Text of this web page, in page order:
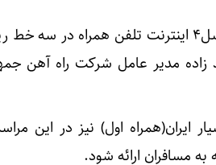
بر اساس این گزارش، تفاهم نامه پوشش نسل۴ اینترنت
مدیر عامل شرکت راه آهن
اول) نیز در این مراسم
مسافران ارائه شود.